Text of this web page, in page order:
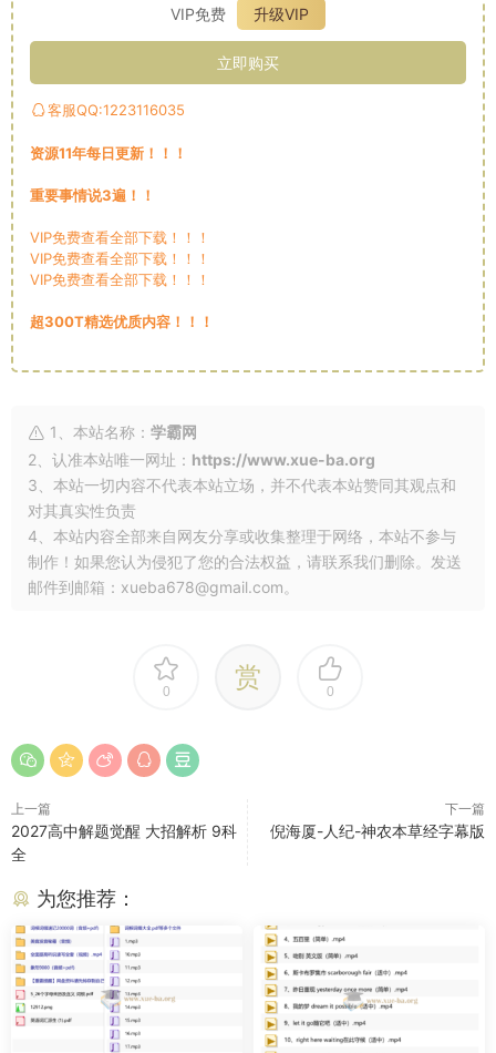
VIP免费 升级VIP
立即购买
客服QQ:1223116035
资源11年每日更新！！！
重要事情说3遍！！
VIP免费查看全部下载！！！
VIP免费查看全部下载！！！
VIP免费查看全部下载！！！
超300T精选优质内容！！！
1、本站名称： 学霸网
2、认准本站唯一网址： https://www.xue-ba.org
3、本站一切内容不代表本站立场，并不代表本站赞同其观点和
对其真实性负责
4、本站内容全部来自网友分享或收集整理于网络，本站不参与
制作！如果您认为侵犯了您的合法权益，请联系我们删除。发送
邮件到邮箱：xueba678@gmail.com。
0 赏 0
上一篇
2027高中解题觉醒 大招解析 9科
全
下一篇
倪海厦-人纪-神农本草经字幕版
为您推荐：